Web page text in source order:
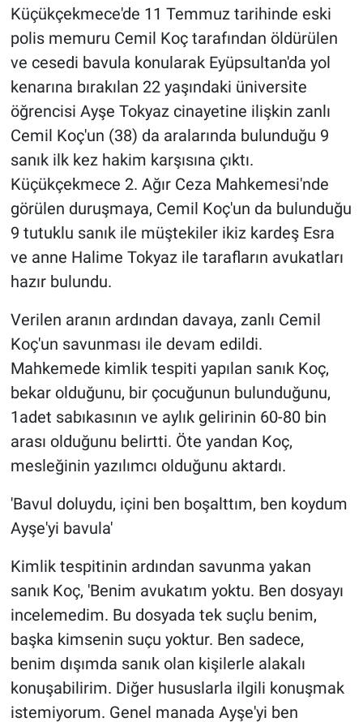
Küçükçekmece'de 11 Temmuz tarihinde eski
polis memuru Cemil Koç tarafından öldürülen
ve cesedi bavula konularak Eyüpsultan'da yol
kenarına bırakılan 22 yaşındaki üniversite
öğrencisi Ayşe Tokyaz cinayetine ilişkin zanlı
Cemil Koç'un (38) da aralarında bulunduğu 9
sanık ilk kez hakim karşısına çıktı.
Küçükçekmece 2. Ağır Ceza Mahkemesi'nde
görülen duruşmaya, Cemil Koç'un da bulunduğu
9 tutuklu sanık ile müştekiler ikiz kardeş Esra
ve anne Halime Tokyaz ile tarafların avukatları
hazır bulundu.
Verilen aranın ardından davaya, zanlı Cemil
Koç'un savunması ile devam edildi.
Mahkemede kimlik tespiti yapılan sanık Koç,
bekar olduğunu, bir çocuğunun bulunduğunu,
1adet sabıkasının ve aylık gelirinin 60-80 bin
arası olduğunu belirtti. Öte yandan Koç,
mesleğinin yazılımcı olduğunu aktardı.
'Bavul doluydu, içini ben boşalttım, ben koydum
Ayşe'yi bavula'
Kimlik tespitinin ardından savunma yakan
sanık Koç, 'Benim avukatım yoktu. Ben dosyayı
incelemedim. Bu dosyada tek suçlu benim,
başka kimsenin suçu yoktur. Ben sadece,
benim dışımda sanık olan kişilerle alakalı
konuşabilirim. Diğer hususlarla ilgili konuşmak
istemiyorum. Genel manada Ayşe'yi ben